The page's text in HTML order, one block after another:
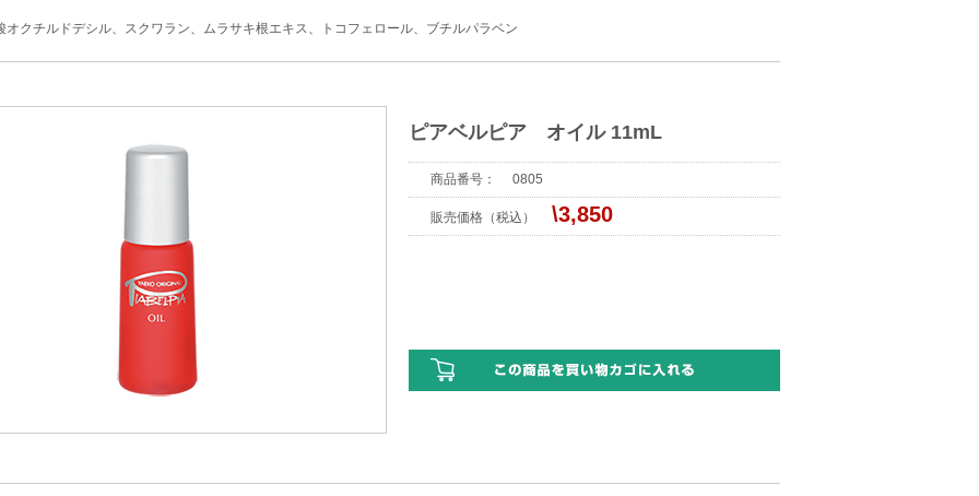
後すぐの肌に導入変わりのような使い方をしてます。
2021/03/31 しろくま／ 普通肌／肌のお悩み：シミ 毛穴／ おすすめレベル
なる箇所に寝る前にちょんちょんとつけておくと
がい落ち着くので助かってます。
2021/03/27 海雪風／ 普通肌／肌のお悩み：敏感肌 アトピー アレルギー／50代 おすすめレベル★★★★★
も広範囲に使えます。
オクチルドデシル、スクワラン、ムラサキ根エキス、トコフェロール、ブチルパラベン
ピアベルピア オイル 11mL
商品番号： 0805
販売価格（税込） \3,850